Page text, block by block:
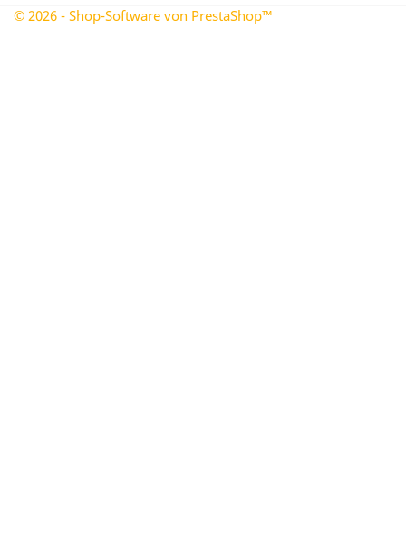
© 2026 - Shop-Software von PrestaShop™